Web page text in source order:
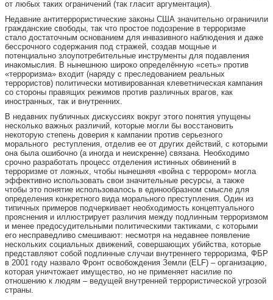
от любых таких ограничений (так гласит аргументация).
Недавние антитеррористические законы США значительно ограничили
гражданские свободы, так что простое подозрение в терроризме
стало достаточным основанием для инвазивного наблюдения и даже
бессрочного содержания под стражей, создав мощные и
потенциально злоупотребительные инструменты для подавления
инакомыслия. В нынешнюю широко определённую «сеть» против
«терроризма» входит (наряду с преследованием реальных
террористов) политически мотивированная клеветническая кампания
со стороны правящих режимов против различных врагов, как
иностранных, так и внутренних.
В недавних публичных дискуссиях вокруг этого понятия упущены
несколько важных различий, которые могли бы восстановить
некоторую степень доверия к кампании против серьезного
морального реступления, отделив ее от других действий, с которыми
она была ошибочно (а иногда и неискренне) связана. Необходимо
срочно разработать процесс отделения истинных обвинений в
терроризме от ложных, чтобы нынешняя «война с террором» могла
эффективно использовать свои значительные ресурсы, а также
чтобы это понятие использовалось в единообразном смысле для
определения конкретного вида морального преступления. Один из
типичных примеров подчеркивает необходимость концептуального
прояснения и иллюстрирует различия между подлинным терроризмом
и менее предосудительными политическими тактиками, с которыми
его несправедливо смешивают: несмотря на недавнее появление
нескольких социальных движений, совершающих убийства, которые
представляют собой подлинные случаи внутреннего терроризма, ФБР
в 2001 году назвало Фронт освобождения Земли (ELF) – организацию,
которая уничтожает имущество, но не применяет насилие по
отношению к людям – ведущей внутренней террористической угрозой
страны.